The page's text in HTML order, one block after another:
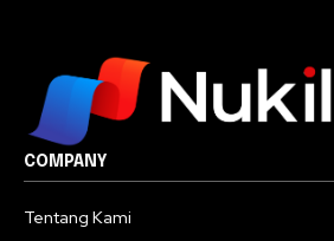
COMPANY
Tentang Kami